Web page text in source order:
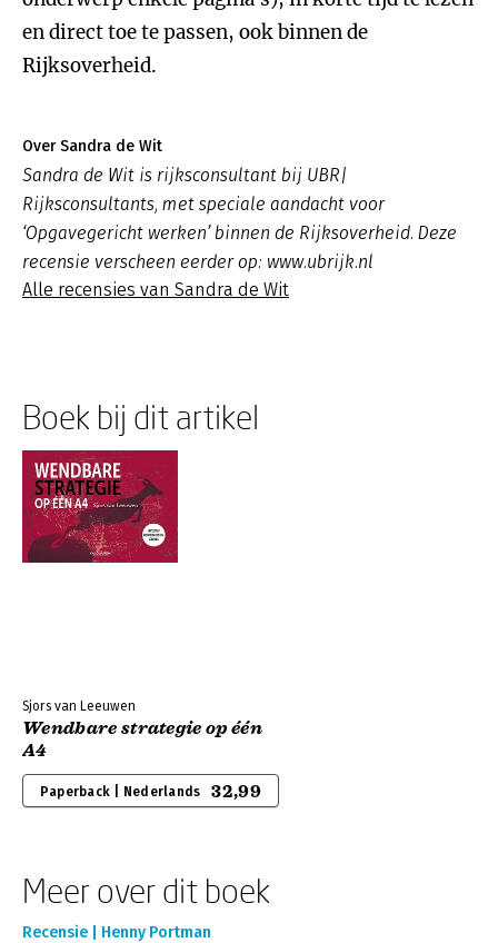
en direct toe te passen, ook binnen de
Rijksoverheid.
Over Sandra de Wit
Sandra de Wit is rijksconsultant bij UBR|
Rijksconsultants, met speciale aandacht voor
‘Opgavegericht werken’ binnen de Rijksoverheid. Deze
recensie verscheen eerder op: www.ubrijk.nl
Alle recensies van Sandra de Wit
Boek bij dit artikel
Sjors van Leeuwen
Wendbare strategie op één
A4
Paperback | Nederlands 32,99
Meer over dit boek
Recensie | Henny Portman